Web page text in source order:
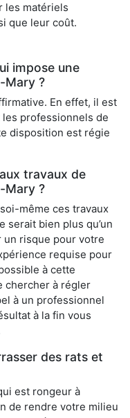
les matériels
que leur coût.
impose une
Mary ?
En effet, il est
professionnels de
disposition est régie
travaux de
Mary ?
même ces travaux
serait bien plus qu’un
risque pour votre
requise pour
à cette
chercher à régler
à un professionnel
à la fin vous
des rats et
est rongeur à
de rendre votre milieu